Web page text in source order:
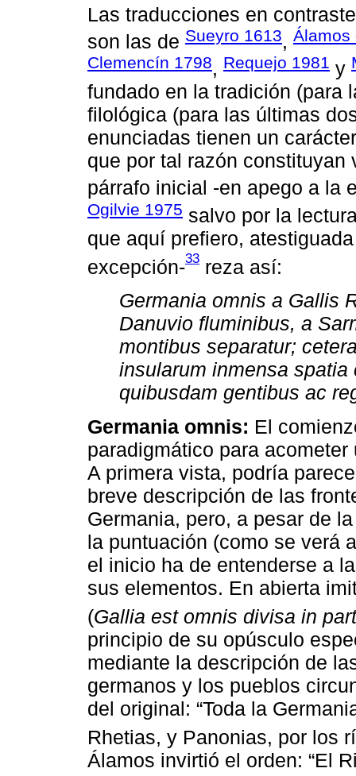
Las traducciones en
son las de Sueyro 1613, Álamos
Clemencín 1798, Requejo 1981 y
fundado en la tradición (para
filológica (para las últimas
enunciadas tienen un
que por tal razón
párrafo inicial -en apego a la
Ogilvie 1975 salvo por la
que aquí prefiero,
excepción-33 reza así:
Germania omnis a Gallis
Danuvio fluminibus, a
montibus separatur;
insularum inmensa
quibusdam gentibus ac
Germania omnis: El
paradigmático para
A primera vista, podría
breve descripción de las
Germania, pero, a pesar de
la puntuación (como se verá
el inicio ha de entenderse a
sus elementos. En abierta
(Gallia est omnis divisa in
principio de su opúsculo
mediante la descripción de
germanos y los pueblos
del original: “Toda la
Rhetias, y Panonias, por los
Álamos invirtió el orden: “El